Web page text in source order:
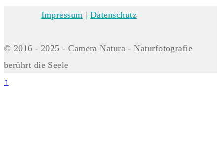
Impressum |Datenschutz
© 2016 - 2025 - Camera Natura - Naturfotografie
berührt die Seele
↑